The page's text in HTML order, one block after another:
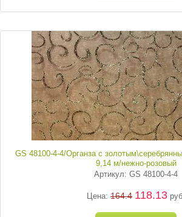
GS 48100-4-4/Органза с
9,14 м/нежно-розовый
Артикул: GS 48100-4-4
Цена: 164.4 118.13